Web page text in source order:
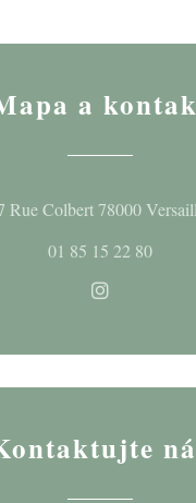
a
Rue Colbert 78000
01 85 15 22 80
Instagram